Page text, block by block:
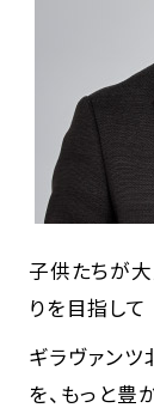
子供たちが
りを目指して
ギラヴァンツ
を、もっと豊